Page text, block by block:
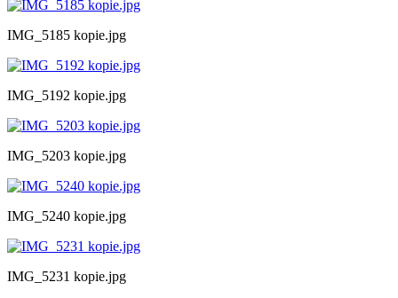
IMG_5185 kopie.jpg
IMG_5192 kopie.jpg
IMG_5203 kopie.jpg
IMG_5240 kopie.jpg
IMG_5231 kopie.jpg